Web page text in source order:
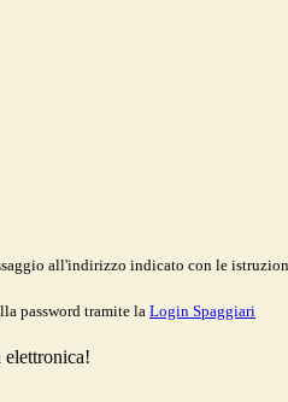
all'indirizzo indicato con le
password tramite la Login Spaggiari
elettronica!